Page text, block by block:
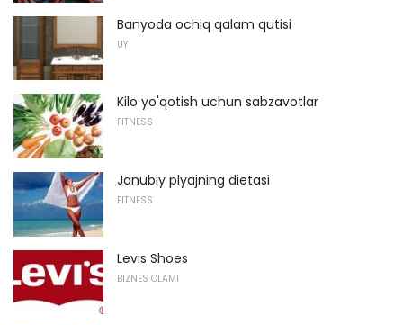
Banyoda ochiq qalam qutisi
UY
Kilo yo'qotish uchun sabzavotlar
FITNESS
Janubiy plyajning dietasi
FITNESS
Levis Shoes
BIZNES OLAMI